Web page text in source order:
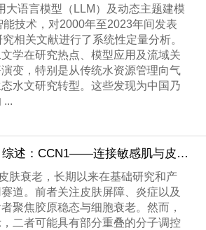
大语言模型（LLM）及动态主题建模
能技术，对2000年至2023年间发表
相关文献进行了系统性定量分析。
学在研究热点、模型应用及流域关
变，特别是从传统水资源管理向气
水文研究转型。这些发现为中国乃
...
JDSCT封面文章｜综述：CCN1——连接敏感肌与皮肤衰老的关键枢纽
肤衰老，长期以来在基础研究和产
道。前者关注皮肤屏障、炎症以及
聚焦胶原稳态与细胞衰老。然而，
二者可能具有部分重叠的分子调控